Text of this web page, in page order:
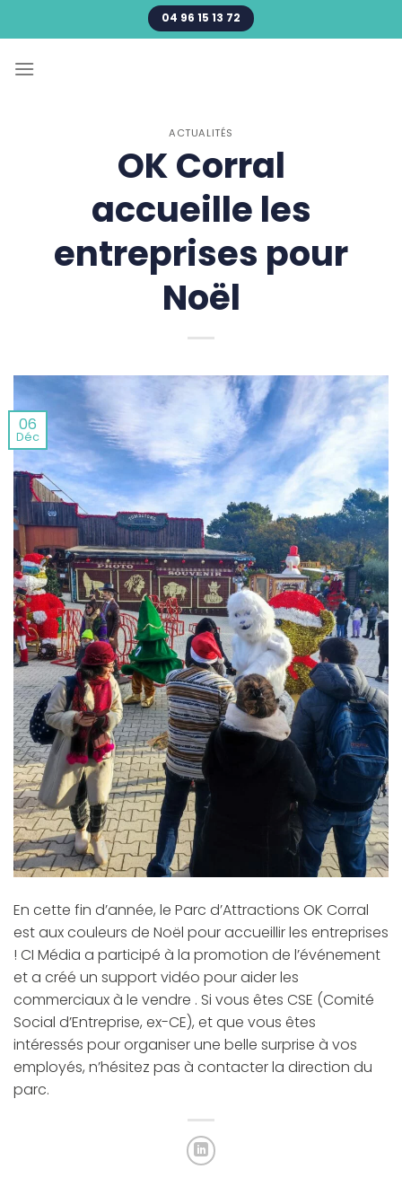
au
04 96 15 13 72
ACTUALITÉS
OK Corral
accueille les
entreprises pour
Noël
06
Déc
En cette fin d’année, le Parc d’Attractions OK Corral
est aux couleurs de Noël pour accueillir les entreprises
! CI Média a participé à la promotion de l’événement
et a créé un support vidéo pour aider les
commerciaux à le vendre . Si vous êtes CSE (Comité
Social d’Entreprise, ex-CE), et que vous êtes
intéressés pour organiser une belle surprise à vos
employés, n’hésitez pas à contacter la direction du
parc.